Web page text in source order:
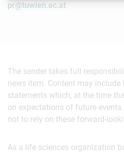
pr@tuwien.ac.at
The sender takes full
news item. Content may include
statements which, at the time
on expectations of future
not to rely on these forward-
As a life sciences organization